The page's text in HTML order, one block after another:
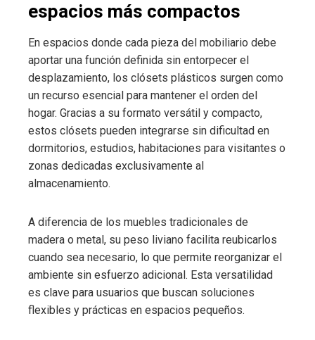
espacios más compactos
En espacios donde cada pieza del mobiliario debe
aportar una función definida sin entorpecer el
desplazamiento, los clósets plásticos surgen como
un recurso esencial para mantener el orden del
hogar. Gracias a su formato versátil y compacto,
estos clósets pueden integrarse sin dificultad en
dormitorios, estudios, habitaciones para visitantes o
zonas dedicadas exclusivamente al
almacenamiento.
A diferencia de los muebles tradicionales de
madera o metal, su peso liviano facilita reubicarlos
cuando sea necesario, lo que permite reorganizar el
ambiente sin esfuerzo adicional. Esta versatilidad
es clave para usuarios que buscan soluciones
flexibles y prácticas en espacios pequeños.